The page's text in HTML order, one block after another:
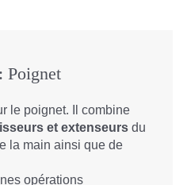
Poignet
le poignet. Il combine
et extenseurs du
la main ainsi que de
opérations